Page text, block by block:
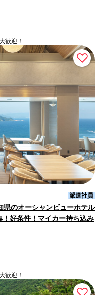
歓迎！
派遣社員
県のオーシャンビューホテル
好条件！マイカー持ち込み
歓迎！